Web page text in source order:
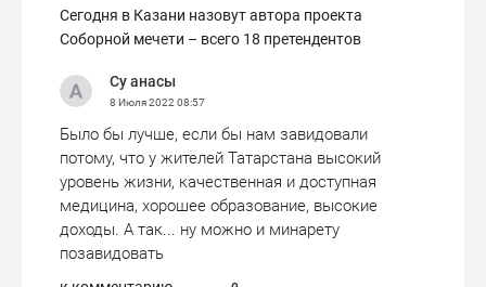
Сегодня в Казани назовут автора проекта
Соборной мечети – всего 18 претендентов
Су анасы
8 Июля 2022 08:57
Было бы лучше, если бы нам завидовали
потому, что у жителей Татарстана высокий
уровень жизни, качественная и доступная
медицина, хорошее образование, высокие
доходы. А так... ну можно и минарету
позавидовать